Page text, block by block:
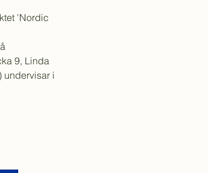
'Nordic
9, Linda
undervisar i